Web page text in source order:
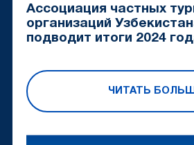
Ассоциация частных
организаций
подводит итоги 2024
ЧИТАТЬ